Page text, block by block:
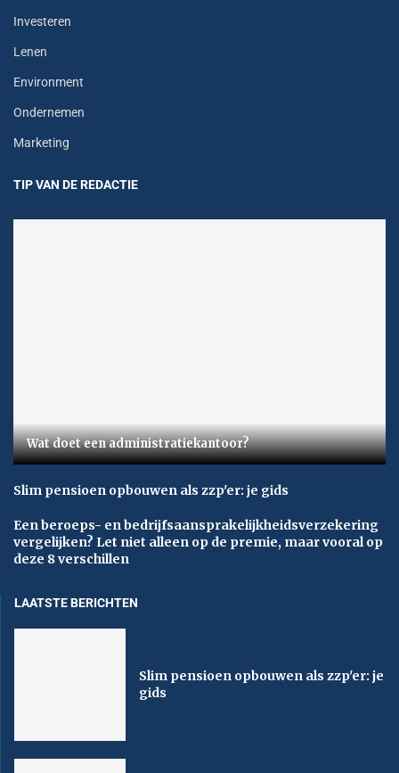
Investeren
Lenen
Environment
Ondernemen
Marketing
TIP VAN DE REDACTIE
Wat doet een administratiekantoor?
Slim pensioen opbouwen als zzp'er: je gids
Een beroeps- en bedrijfsaansprakelijkheidsverzekering
vergelijken? Let niet alleen op de premie, maar vooral op
deze 8 verschillen
LAATSTE BERICHTEN
Slim pensioen opbouwen als zzp'er: je
gids